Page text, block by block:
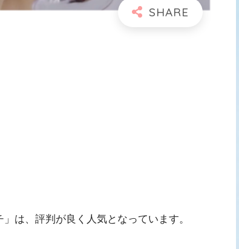
は、評判が良く人気となっています。